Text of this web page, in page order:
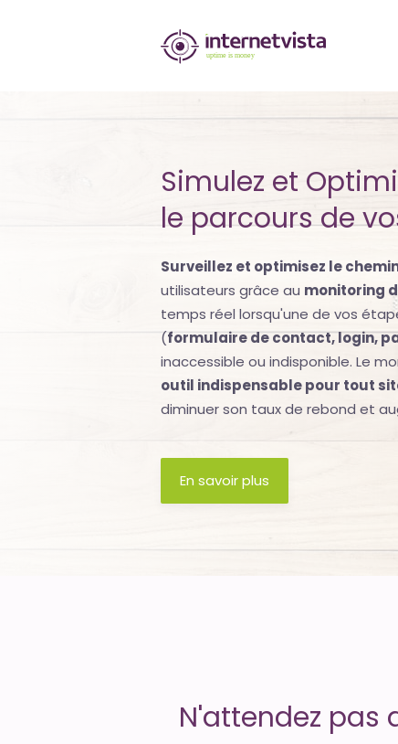
internetvista
de
site
web
et
de
services
internet-
is
money
Simulez et
le parcours de
Surveillez et optimisez le
utilisateurs grâce au monitoring
temps réel lorsqu'une de vos
(formulaire de contact, login,
inaccessible ou indisponible. Le
outil indispensable pour tout
diminuer son taux de rebond et
En savoir plus
N'attendez pas